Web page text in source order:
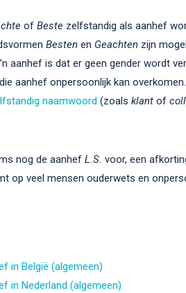
of Beste zelfstandig als aanhef
Besten en Geachten zijn
aanhef is dat er geen gender wordt
aanhef onpersoonlijk kan
naamwoord (zoals klant of
nog de aanhef L.S. voor, een
op veel mensen ouderwets en
in België (algemeen)
in Nederland (algemeen)